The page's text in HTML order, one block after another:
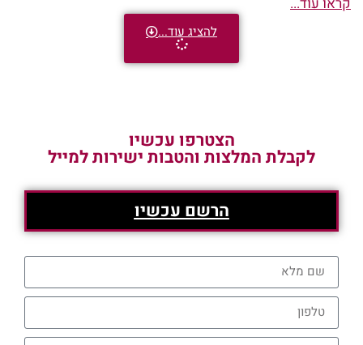
להציג עוד...
הצטרפו עכשיו
לקבלת המלצות והטבות ישירות למייל
הרשם עכשיו